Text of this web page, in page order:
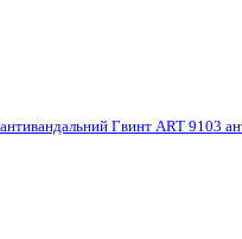
Гвинт ART 9103